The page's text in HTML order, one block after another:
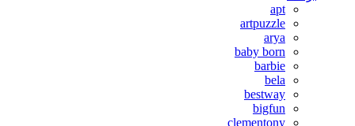
apt
artpuzzle
arya
baby born
barbie
bela
bestway
bigfun
clementony